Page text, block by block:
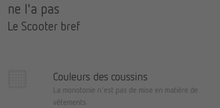
ne l'a pas
Le Scooter bref
Couleurs des coussins
La monotonie n'est pas de mise en matière de
vêtements